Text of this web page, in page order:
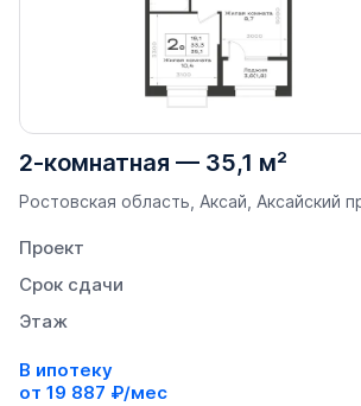
2-комнатная — 35,1 м²
Ростовская область, Аксай, Аксайский
Проект
Срок сдачи
Этаж
В ипотеку
от 19 887 ₽/мес